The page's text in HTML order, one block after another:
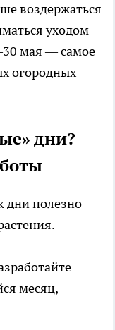
воздержаться
уходом
мая — самое
огородных
дни?
дни полезно
месяц,